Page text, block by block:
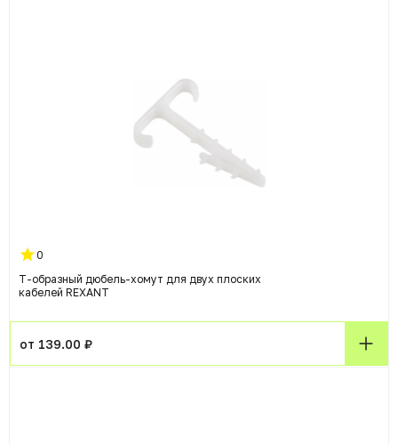
0
Т-образный дюбель-хомут для двух плоских
кабелей REXANT
от 139.00 ₽